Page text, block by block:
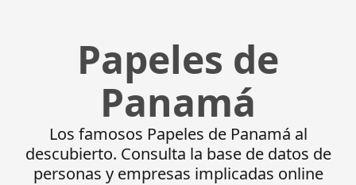
Papeles de
Panamá
Los famosos Papeles de Panamá al
descubierto. Consulta la base de datos de
personas y empresas implicadas online